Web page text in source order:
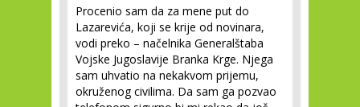
Procenio sam da za mene put do
Lazarevića, koji se krije od novinara,
vodi preko – načelnika Generalštaba
Vojske Jugoslavije Branka Krge. Njega
sam uhvatio na nekakvom prijemu,
okruženog civilima. Da sam ga pozvao